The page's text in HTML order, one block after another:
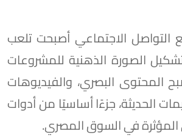
الاجتماعي أصبحت تلعب
الصورة الذهنية للمشروعات
المحتوى البصري، والفيديوهات
الحديثة، جزءًا أساسيًا من أدوات
المؤثرة في السوق المصري.